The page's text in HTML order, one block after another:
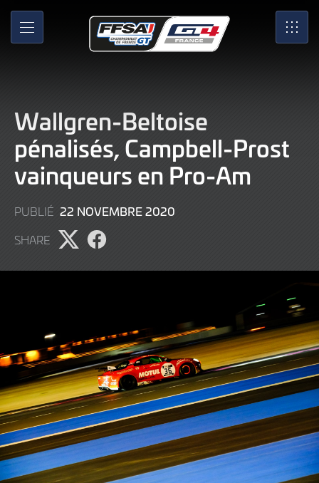
Skip
Main
MENU SRO
Wallgren-Beltoise
pénalisés, Campbell-Prost
vainqueurs en Pro-Am
PUBLIÉ 22 NOVEMBRE 2020
SHARE
Partager
sur
Partager
sur